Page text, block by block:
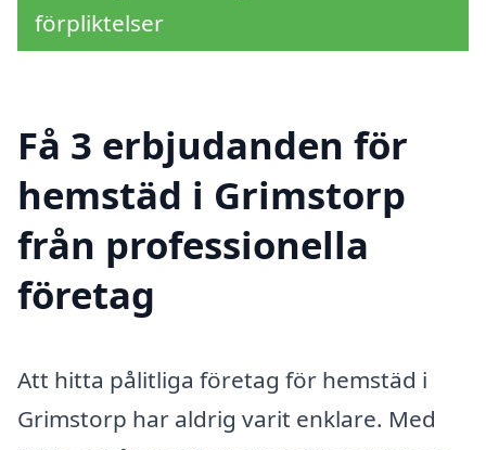
förpliktelser
Få 3 erbjudanden för
hemstäd i Grimstorp
från professionella
företag
Att hitta pålitliga företag för hemstäd i
Grimstorp har aldrig varit enklare. Med